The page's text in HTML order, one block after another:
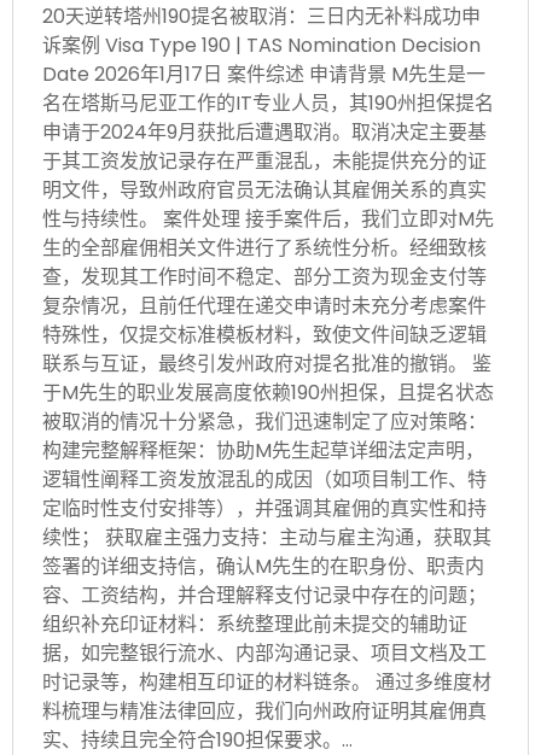
20天逆转塔州190提名被取消：三日内无补料成功申
诉案例 Visa Type 190 | TAS Nomination Decision
Date 2026年1月17日 案件综述 申请背景 M先生是一
名在塔斯马尼亚工作的IT专业人员，其190州担保提名
申请于2024年9月获批后遭遇取消。取消决定主要基
于其工资发放记录存在严重混乱，未能提供充分的证
明文件，导致州政府官员无法确认其雇佣关系的真实
性与持续性。 案件处理 接手案件后，我们立即对M先
生的全部雇佣相关文件进行了系统性分析。经细致核
查，发现其工作时间不稳定、部分工资为现金支付等
复杂情况，且前任代理在递交申请时未充分考虑案件
特殊性，仅提交标准模板材料，致使文件间缺乏逻辑
联系与互证，最终引发州政府对提名批准的撤销。 鉴
于M先生的职业发展高度依赖190州担保，且提名状态
被取消的情况十分紧急，我们迅速制定了应对策略：
构建完整解释框架：协助M先生起草详细法定声明，
逻辑性阐释工资发放混乱的成因（如项目制工作、特
定临时性支付安排等），并强调其雇佣的真实性和持
续性； 获取雇主强力支持：主动与雇主沟通，获取其
签署的详细支持信，确认M先生的在职身份、职责内
容、工资结构，并合理解释支付记录中存在的问题；
组织补充印证材料：系统整理此前未提交的辅助证
据，如完整银行流水、内部沟通记录、项目文档及工
时记录等，构建相互印证的材料链条。 通过多维度材
料梳理与精准法律回应，我们向州政府证明其雇佣真
实、持续且完全符合190担保要求。…